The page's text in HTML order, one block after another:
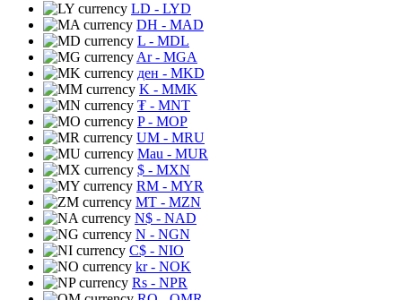
LD - LYD
DH - MAD
L - MDL
Ar- MGA
ден - MKD
K - MMK
₮ - MNT
P- MOP
UM - MRU
Mau - MUR
$ - MXN
RM - MYR
MT - MZN
N$ - NAD
N - NGN
C$ - NIO
kr- NOK
Rs - NPR